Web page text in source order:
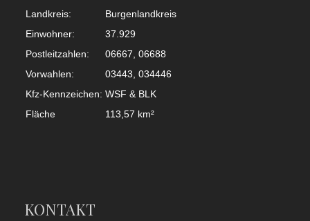
Landkreis:
Burgenlandkreis
Einwohner:
37.929
Postleitzahlen:
06667, 06688
Vorwahlen:
03443, 034446
Kfz-Kennzeichen: WSF & BLK
Fläche
113,57 km²
KONTAKT